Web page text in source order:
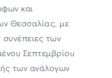
και
Θεσσαλίας, με
συνέπειες των
Σεπτεμβρίου
των ανάλογων